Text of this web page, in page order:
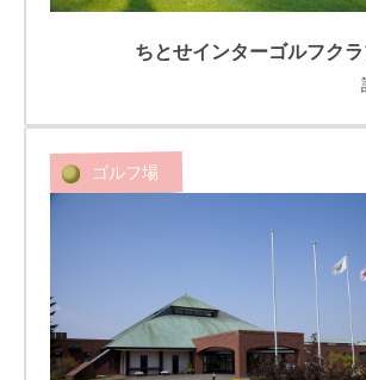
ちとせインターゴルフク
ゴルフ場